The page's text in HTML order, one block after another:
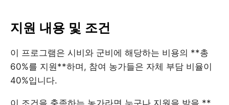
지원 내용 및 조건
이 프로그램은 시비와 군비에 해당하는 비용의 **총
60%를 지원**하며, 참여 농가들은 자체 부담 비율이
40%입니다.
이 조건을 충족하는 농가라면 누구나 지원을 받을 **